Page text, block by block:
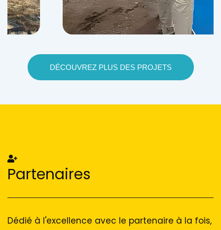
DÉCOUVREZ PLUS DES PROJETS
Partenaires
Dédié à l'excellence avec le partenaire à la fois,